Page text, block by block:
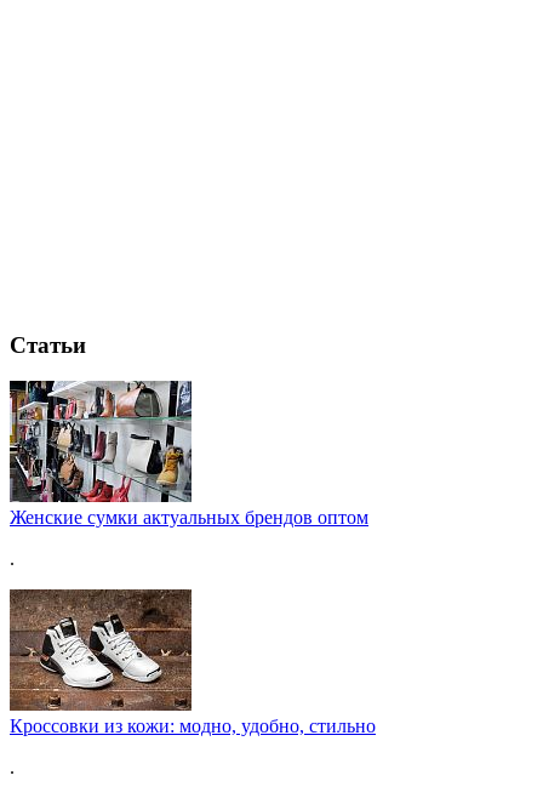
Статьи
Женские сумки актуальных брендов оптом
.
Кроссовки из кожи: модно, удобно, стильно
.